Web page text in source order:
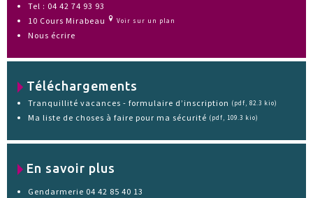
Tel : 04 42 74 93 93
10 Cours Mirabeau
Voir sur un plan
Nous écrire
Téléchargements
Tranquillité vacances - formulaire d’inscription (pdf, 82.3 kio)
Ma liste de choses à faire pour ma sécurité (pdf, 109.3 kio)
En savoir plus
Gendarmerie 04 42 85 40 13